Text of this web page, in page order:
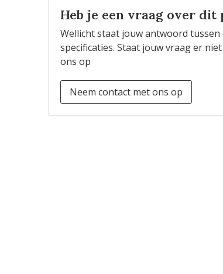
Heb je een vraag over dit
Wellicht staat jouw antwoord
specificaties. Staat jouw vraag er
ons op
Neem contact met ons op